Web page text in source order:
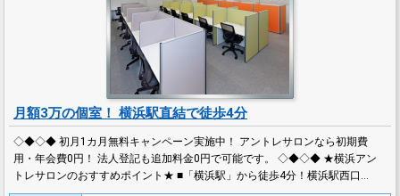
月額3万の個室！ 横浜駅直結で徒歩4分
◇◆◇◆ 初月1カ月無料キャンペーン実施中！ アントレサロンなら初期費
用・年会費0円！ 法人登記も追加料金0円で可能です。 ◇◆◇◆ ★横浜アン
トレサロンのおすすめポイント★ ■「横浜駅」から徒歩4分！横浜駅西口…